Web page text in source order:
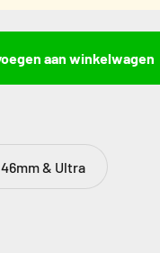
aan winkelwagen
& Ultra